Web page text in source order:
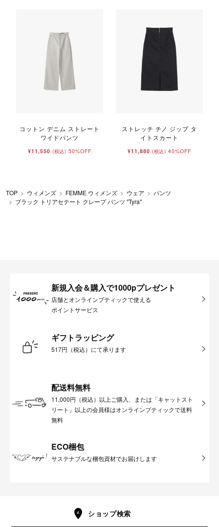
コットン デニム ストレート
ワイドパンツ
¥11,550 (税込) 50%OFF
ストレッチ チノ ジップ タ
イトスカート
¥11,880 (税込) 40%OFF
TOP ウィメンズ FEMME ウィメンズ ウェア
パンツ
ブラック トリアセテート クレープ パンツ "Tyra"
新規入会＆購入で1000pプレゼント
店舗とオンラインブティックで使える
ポイントサービス
ギフトラッピング
517円（税込）にて承ります
配送料無料
11,000円（税込）以上ご購入、または「キャットスト
リート」以上の会員様はオンラインブティックで送料
無料
ECO梱包
サステナブルな梱包資材でお届けします
ショップ検索